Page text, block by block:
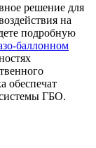
решение для
на
подробную
баллонном
обеспечат
ГБО.